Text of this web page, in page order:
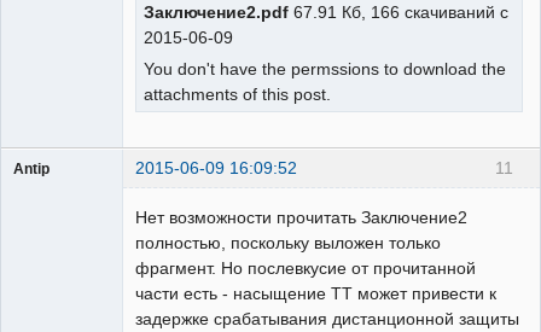
Заключение2.pdf 67.91 Кб, 166 скачиваний с
2015-06-09
You don't have the permssions to download the
attachments of this post.
11
Antip 2015-06-09 16:09:52
Нет возможности прочитать Заключение2
полностью, поскольку выложен только
фрагмент. Но послевкусие от прочитанной
части есть - насыщение ТТ может привести к
задержке срабатывания дистанционной защиты